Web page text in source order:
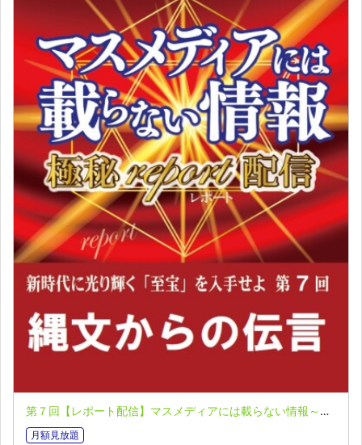
第７回【レポート配信】マスメディアには載らない情報～極秘レポート～ 北一策
月額見放題